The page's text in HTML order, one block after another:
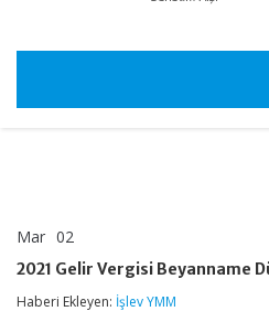
Mar 02
Vergisi
Beyanname
Düzenleme
2021 Gelir Vergisi Beyanname
Haberi Ekleyen: İşlev YMM